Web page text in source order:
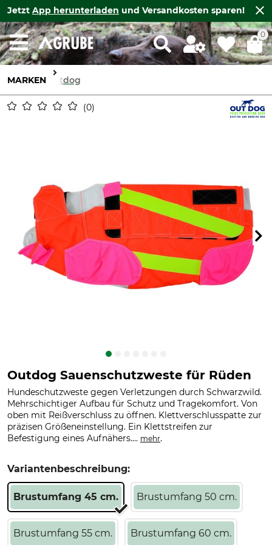
Jetzt App herunterladen und Versandkosten sparen!
0
MARKEN Outdog
0
Outdog Sauenschutzweste für Rüden
Hundeschutzweste gegen Verletzungen durch Schwarzwild.
Mehrschichtiger Aufbau für Schutz und Tragekomfort. Von
oben mit Reißverschluss zu öffnen. Klettverschlusspatte zur
präzisen Größeneinstellung. Ein Klettstreifen zur
Befestigung eines Aufnähers.... mehr.
Variantenbeschreibung:
Brustumfang 45 cm. Brustumfang 50 cm.
Brustumfang 55 cm. Brustumfang 60 cm.